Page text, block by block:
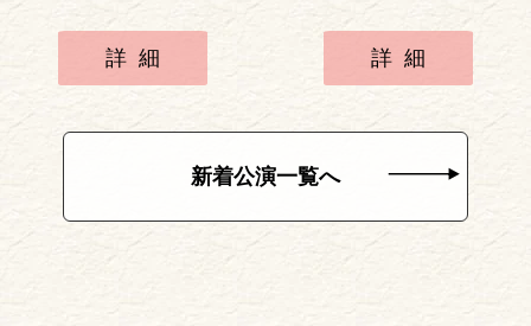
詳細 詳細
新着公演一覧へ